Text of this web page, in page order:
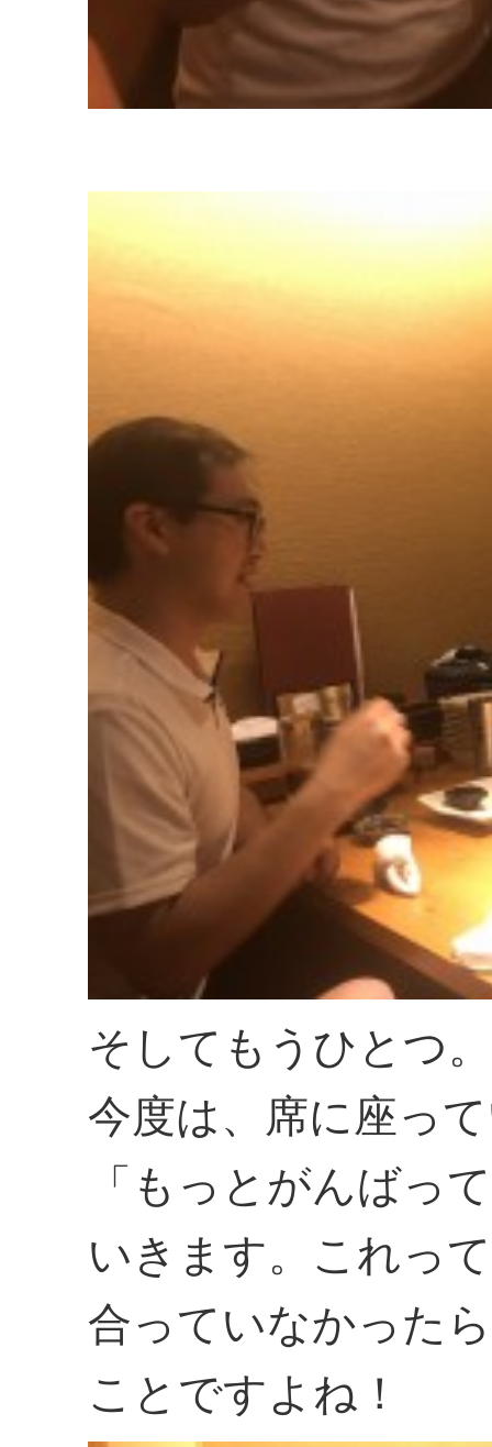
そしてもうひとつ。
今度は、席に座っ
「もっとがんばっ
いきます。これっ
合っていなかった
ことですよね！